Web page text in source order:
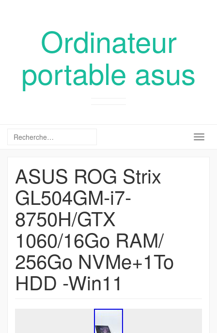
Ordinateur
portable asus
ASUS ROG Strix
GL504GM-i7-
8750H/GTX
1060/16Go RAM/
256Go NVMe+1To
HDD -Win11